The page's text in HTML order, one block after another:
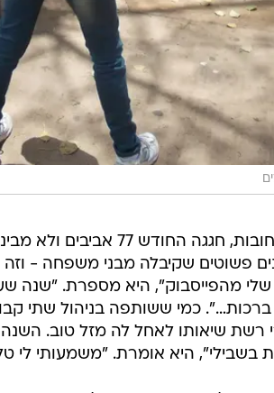
נעמי רון, אל-הורית
פשוטים שקיבלה מבני משפחה -
מהפייסבוק", היא מספרת. "שנה
כמי ששותפה בניהול שתי
רשת שיאותו לאחל לה מזל טוב.
היא אומרת. "משמעותי לי